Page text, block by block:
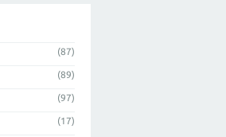
(87)
(89)
(97)
(17)